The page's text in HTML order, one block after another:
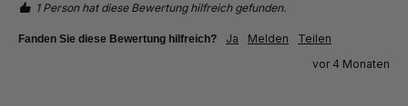
1 Person hat diese Bewertung hilfreich gefunden.
Fanden Sie diese Bewertung hilfreich? Ja Melden
Teilen
vor 4 Monaten